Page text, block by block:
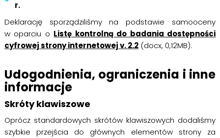
r.
Deklarację sporządziliśmy na podstawie samooceny
w oparciu o Listę kontrolną do badania dostępności
cyfrowej strony internetowej v. 2.2(docx, 0,12MB).
Udogodnienia, ograniczenia i inne
informacje
Skróty klawiszowe
Oprócz standardowych skrótów klawiszowych dodaliśmy
szybkie przejścia do głównych elementów strony za